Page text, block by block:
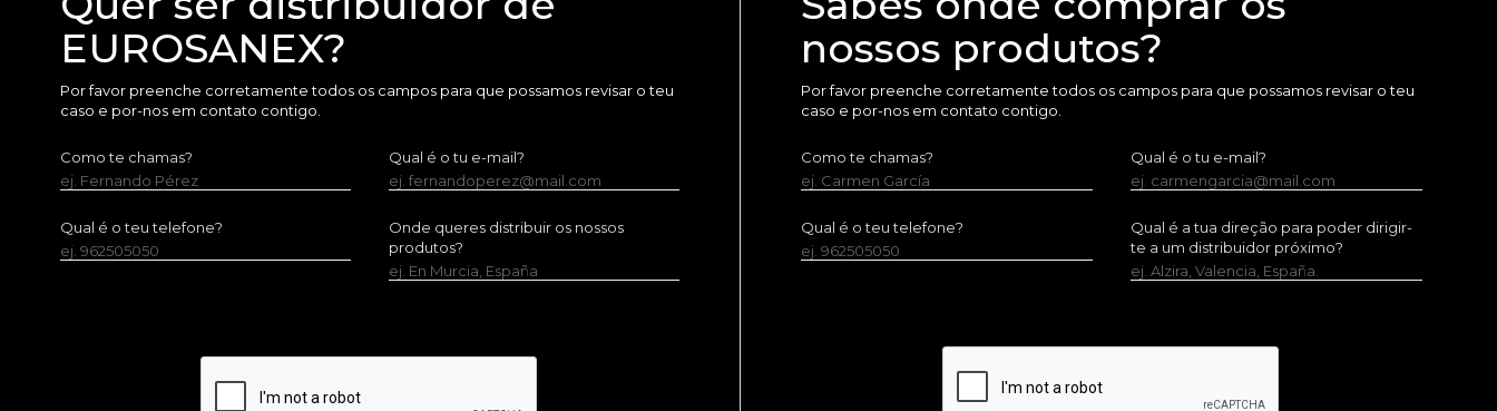
EUROSANEX?
Por favor preenche corretamente todos os campos para que possamos revisar o teu
caso e por-nos em contato contigo.
Como te chamas?
ej. Fernando Pérez
Qual é o tu e-mail?
ej. fernandoperez@mail.com
Qual é o teu telefone?
ej. 962505050
Onde queres distribuir os nossos
produtos?
ej. En Murcia, España
nossos produtos?
Por favor preenche corretamente todos os campos para que possamos revisar o teu
caso e por-nos em contato contigo.
Como te chamas?
ej. Carmen García
Qual é o tu e-mail?
ej. carmengarcia@mail.com
Qual é o teu telefone?
ej. 962505050
Qual é a tua direção para poder dirigir-
te a um distribuidor próximo?
ej. Alzira, Valencia, España.